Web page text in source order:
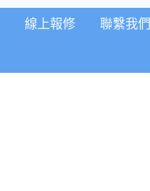
線上報修 聯繫我們